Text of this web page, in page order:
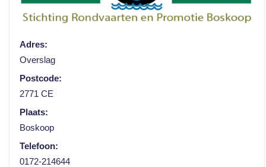
Adres:
Overslag
Postcode:
2771 CE
Plaats:
Boskoop
Telefoon:
0172-214644